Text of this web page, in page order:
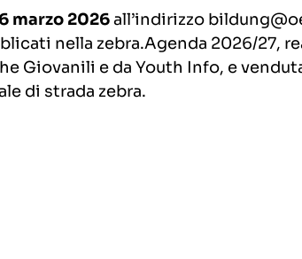
marzo 2026all’indirizzo
nella zebra.Agenda 2026/27,
Giovanili e da Youth Info, e
di strada zebra.